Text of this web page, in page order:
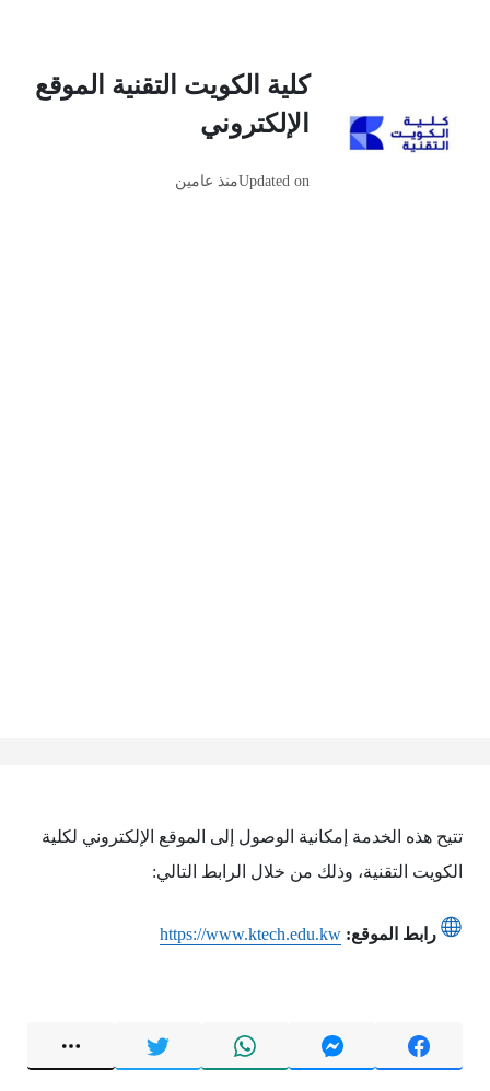
كلية الكويت التقنية الموقع
الإلكتروني
Updated onمنذ عامين
تتيح هذه الخدمة إمكانية الوصول إلى الموقع الإلكتروني لكلية
الكويت التقنية، وذلك من خلال الرابط التالي:
رابط الموقع: https://www.ktech.edu.kw